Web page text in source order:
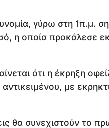
γύρω στη 1π.μ.
η οποία προκάλεσε
ότι η έκρηξη
με
θα συνεχιστούν το